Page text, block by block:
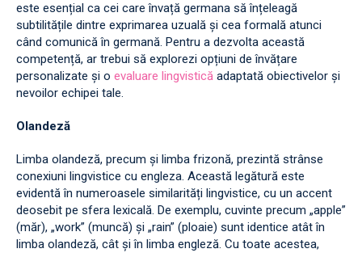
este esențial ca cei care învață germana să înțeleagă
subtilitățile dintre exprimarea uzuală și cea formală atunci
când comunică în germană. Pentru a dezvolta această
competență, ar trebui să explorezi opțiuni de învățare
personalizate și o evaluare lingvistică adaptată obiectivelor și
nevoilor echipei tale.
Olandeză
Limba olandeză, precum și limba frizonă, prezintă strânse
conexiuni lingvistice cu engleza. Această legătură este
evidentă în numeroasele similarități lingvistice, cu un accent
deosebit pe sfera lexicală. De exemplu, cuvinte precum „apple”
(măr), „work” (muncă) și „rain” (ploaie) sunt identice atât în
limba olandeză, cât și în limba engleză. Cu toate acestea,